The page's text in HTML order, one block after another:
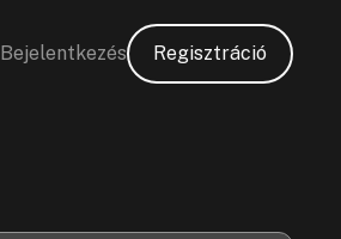
Bejelentkezés Regisztráció